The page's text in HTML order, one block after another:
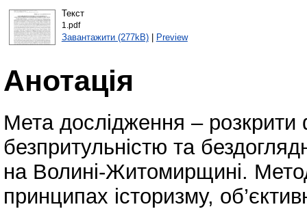
Текст
1.pdf
Завантажити (277kB)| Preview
Анотація
Мета дослідження –
безпритульністю та
на Волині-Житомирщині.
принципах історизму,